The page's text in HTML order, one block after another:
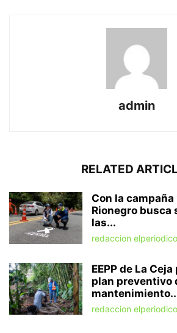
admin
RELATED
Con la campaña
Rionegro busca
las...
redaccion elperiodico
EEPP de La
plan preventivo
redaccion elperiodico